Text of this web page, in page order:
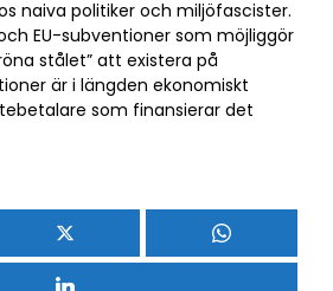
naiva politiker och miljöfascister.
EU-subventioner som möjliggör
stålet” att existera på
är i längden ekonomiskt
som finansierar det